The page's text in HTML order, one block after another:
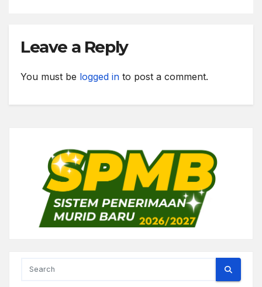
Leave a Reply
You must be logged in to post a comment.